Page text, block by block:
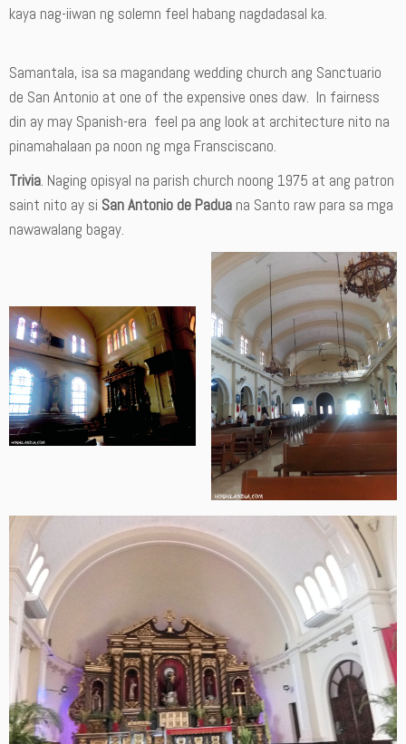
kaya nag-iiwan ng solemn feel habang nagdadasal ka.
Samantala, isa sa magandang wedding church ang Sanctuario
de San Antonio at one of the expensive ones daw. In fairness
din ay may Spanish-era feel pa ang look at architecture nito na
pinamahalaan pa noon ng mga Fransciscano.
Trivia. Naging opisyal na parish church noong 1975 at ang patron
saint nito ay si San Antonio de Padua na Santo raw para sa mga
nawawalang bagay.